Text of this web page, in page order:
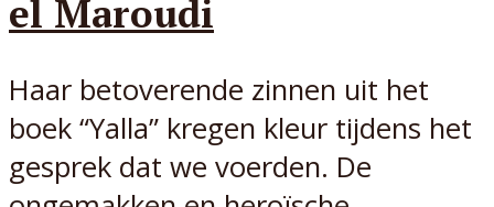
el Maroudi
Haar betoverende zinnen uit het
boek “Yalla” kregen kleur tijdens het
gesprek dat we voerden. De